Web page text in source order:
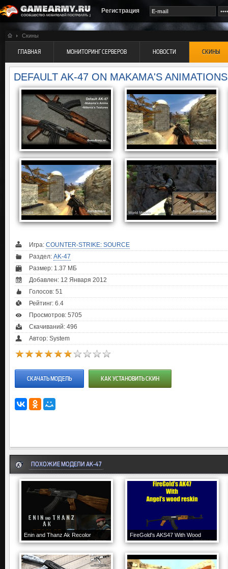
Регистрация
Скины
ГЛАВНАЯ МОНИТОРИНГ СЕРВЕРОВ НОВОСТИ СКИНЫ
DEFAULT AK-47 ON MAKAMA'S ANIMATIONS
Игра: COUNTER-STRIKE: SOURCE
Раздел: AK-47
Размер: 1.37 МБ
Добавлен: 12 Января 2012
Голосов: 51
Рейтинг: 6.4
Просмотров: 5705
Скачиваний: 496
Автор: System
СКАЧАТЬ МОДЕЛЬ КАК УСТАНОВИТЬ СКИН
ПОХОЖИЕ МОДЕЛИ AK-47
Enin and Thanz Ak Recolor FireGold's AKS47 With Wood